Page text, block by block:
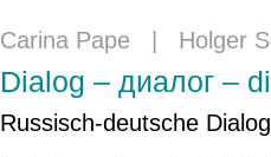
Carina Pape Holger
Dialog – диалог –
Russisch-deutsche